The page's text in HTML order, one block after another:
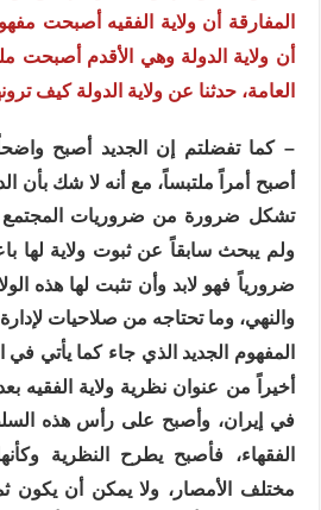
المفارقة أن ولاية الفقيه أصبحت
أن ولاية الدولة وهي الأقدم أصبحت
العامة، حدثنا عن ولاية الدولة كيف
– كما تفضلتم إن الجديد أصبح
أصبح أمراً ملتبساً، مع أنه لا شك بأن
تشكل ضرورة من ضروريات المجتمع
ولم يبحث سابقاً عن ثبوت ولاية لها
ضرورياً فهو لابد وأن تثبت لها هذه
والنهي، وما تحتاجه من صلاحيات لإدارة
المفهوم الجديد الذي جاء كما يأتي في
أخيراً من عنوان نظرية ولاية الفقيه
في إيران، وأصبح على رأس هذه
الفقهاء، فأصبح يطرح النظرية
مختلف الأمصار، ولا يمكن أن يكون